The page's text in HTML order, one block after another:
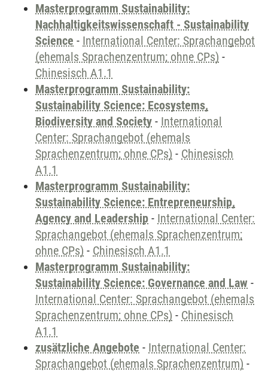
Masterprogramm Sustainability:
Nachhaltigkeitswissenschaft - Sustainability
Science - International Center: Sprachangebot
(ehemals Sprachenzentrum; ohne CPs) -
Chinesisch A1.1
Masterprogramm Sustainability:
Sustainability Science: Ecosystems,
Biodiversity and Society - International
Center: Sprachangebot (ehemals
Sprachenzentrum; ohne CPs) - Chinesisch
A1.1
Masterprogramm Sustainability:
Sustainability Science: Entrepreneurship,
Agency and Leadership - International Center:
Sprachangebot (ehemals Sprachenzentrum;
ohne CPs) - Chinesisch A1.1
Masterprogramm Sustainability:
Sustainability Science: Governance and Law -
International Center: Sprachangebot (ehemals
Sprachenzentrum; ohne CPs) - Chinesisch
A1.1
zusätzliche Angebote - International Center:
Sprachangebot (ehemals Sprachenzentrum) -